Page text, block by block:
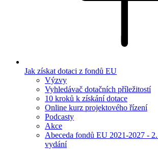
Jak získat dotaci z fondů EU
Výzvy
Vyhledávač dotačních příležitostí
10 kroků k získání dotace
Online kurz projektového řízení
Podcasty
Akce
Abeceda fondů EU 2021-2027 -
vydání